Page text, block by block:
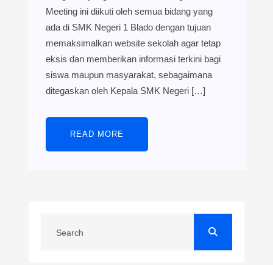
Meeting ini diikuti oleh semua bidang yang
ada di SMK Negeri 1 Blado dengan tujuan
memaksimalkan website sekolah agar tetap
eksis dan memberikan informasi terkini bagi
siswa maupun masyarakat, sebagaimana
ditegaskan oleh Kepala SMK Negeri […]
READ MORE